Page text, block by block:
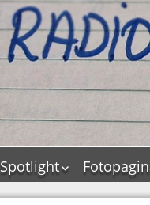
Spotlight
De Tourflitsjingle –
JAM in